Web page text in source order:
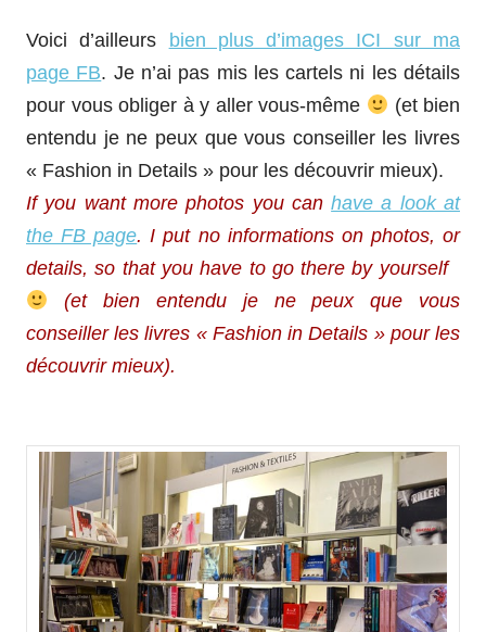
Voici d’ailleurs
bien plus d’images ICI sur ma
page FB. Je n’ai pas mis les cartels ni les détails
pour vous obliger à y aller vous-même
(et bien
entendu je ne peux que vous conseiller les livres
« Fashion in Details » pour les découvrir mieux).
If you want more photos you canhave a look at
the FB page. I put no informations on photos, or
details, so that you have to go there by yourself
(et bien entendu je ne peux que vous
conseiller les livres « Fashion in Details » pour les
découvrir mieux).